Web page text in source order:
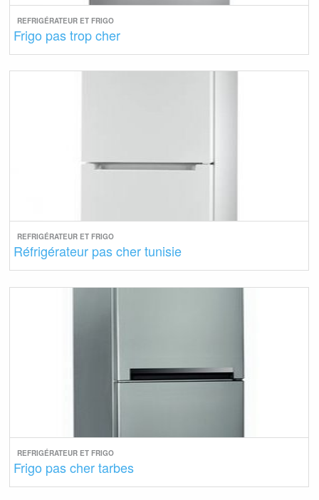
REFRIGÉRATEUR ET FRIGO
Frigo pas trop cher
REFRIGÉRATEUR ET FRIGO
Réfrigérateur pas cher tunisie
REFRIGÉRATEUR ET FRIGO
Frigo pas cher tarbes